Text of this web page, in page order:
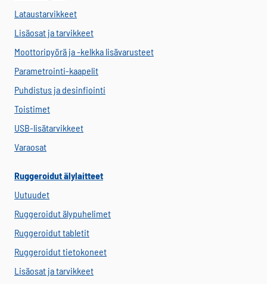
Lataustarvikkeet
Lisäosat ja tarvikkeet
Moottoripyörä ja -kelkka lisävarusteet
Parametrointi-kaapelit
Puhdistus ja desinfiointi
Toistimet
USB-lisätarvikkeet
Varaosat
Ruggeroidut älylaitteet
Uutuudet
Ruggeroidut älypuhelimet
Ruggeroidut tabletit
Ruggeroidut tietokoneet
Lisäosat ja tarvikkeet